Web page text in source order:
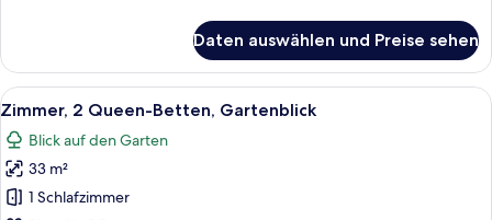
2 Queen-
Betten
Daten auswählen und Preise sehen
Alle
Fotos
für
Zimmer,
2 Queen-
Ein Hotelzimmer mit zwei Betten,
5
Zimmer, 2 Queen-Betten, Gartenblick
Blick auf den Garten
33 m²
1 Schlafzimmer